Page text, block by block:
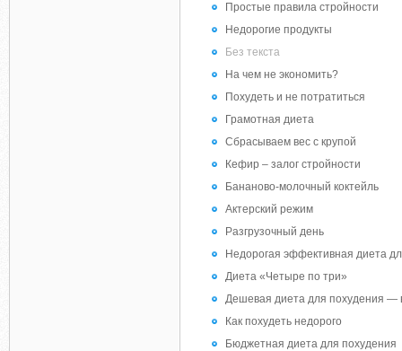
Простые правила стройности
Недорогие продукты
Без текста
На чем не экономить?
Похудеть и не потратиться
Грамотная диета
Сбрасываем вес с крупой
Кефир – залог стройности
Бананово-молочный коктейль
Актерский режим
Разгрузочный день
Недорогая эффективная диета
Диета «Четыре по три»
Дешевая диета для похудения —
Как похудеть недорого
Бюджетная диета для похудения